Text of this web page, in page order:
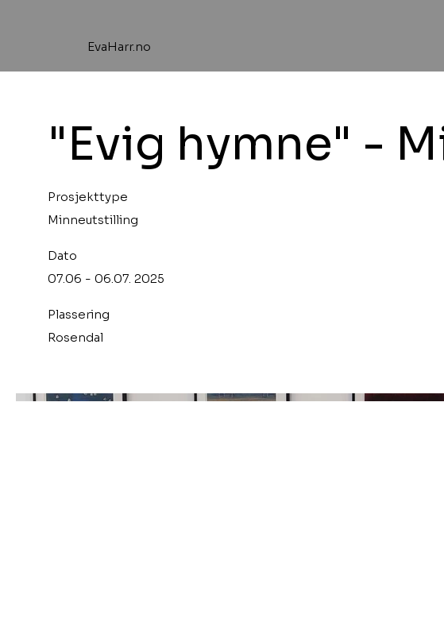
EvaHarr.no
"Evig hymne" -
Prosjekttype
Minneutstilling
Dato
07.06 - 06.07. 2025
Plassering
Rosendal